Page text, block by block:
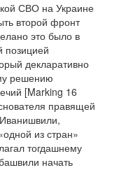
СВО на Украине
второй фронт
это было в
позицией
декларативно
решению
[Marking 16
правящей
из стран»
тогдашнему
начать